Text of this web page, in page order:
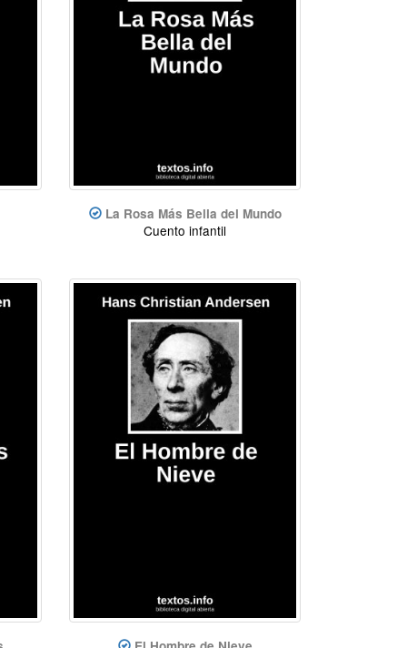
La Rosa Más Bella del Mundo
Cuento infantil